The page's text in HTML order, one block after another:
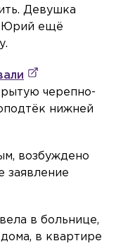
Девушка
Юрий ещё
черепно-
нижней
возбуждено
заявление
в больнице,
в квартире